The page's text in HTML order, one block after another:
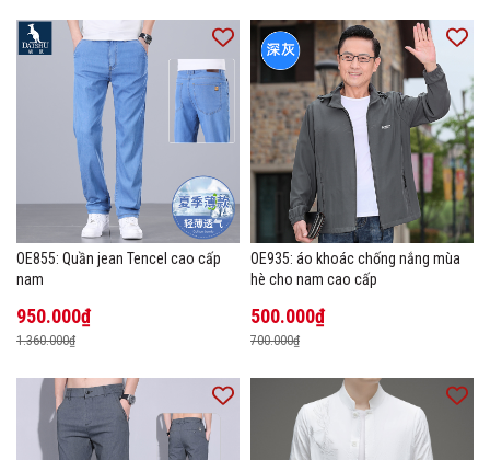
OE855: Quần jean Tencel cao cấp
nam
950.000₫
1.360.000₫
OE935: áo khoác chống nắng mùa
hè cho nam cao cấp
500.000₫
700.000₫